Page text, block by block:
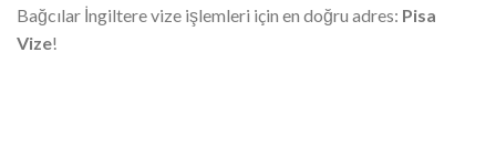
Bağcılar İngiltere vize işlemleri için en doğru adres: Pisa
Vize!